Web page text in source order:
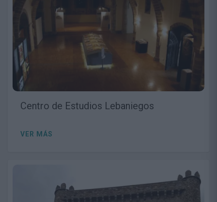
Centro de Estudios Lebaniegos
VER MÁS